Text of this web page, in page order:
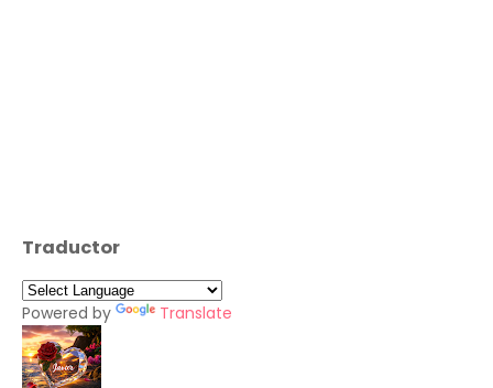
Traductor
Powered by Translate